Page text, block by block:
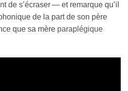
de s’écraser — et remarque qu’il
de la part de son père
que sa mère paraplégique